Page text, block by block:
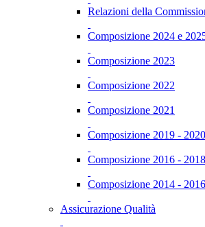
Relazioni della
Composizione 2024 e
Composizione 2023
Composizione 2022
Composizione 2021
Composizione 2019 - 2020
Composizione 2016 - 2018
Composizione 2014 - 2016
Assicurazione Qualità